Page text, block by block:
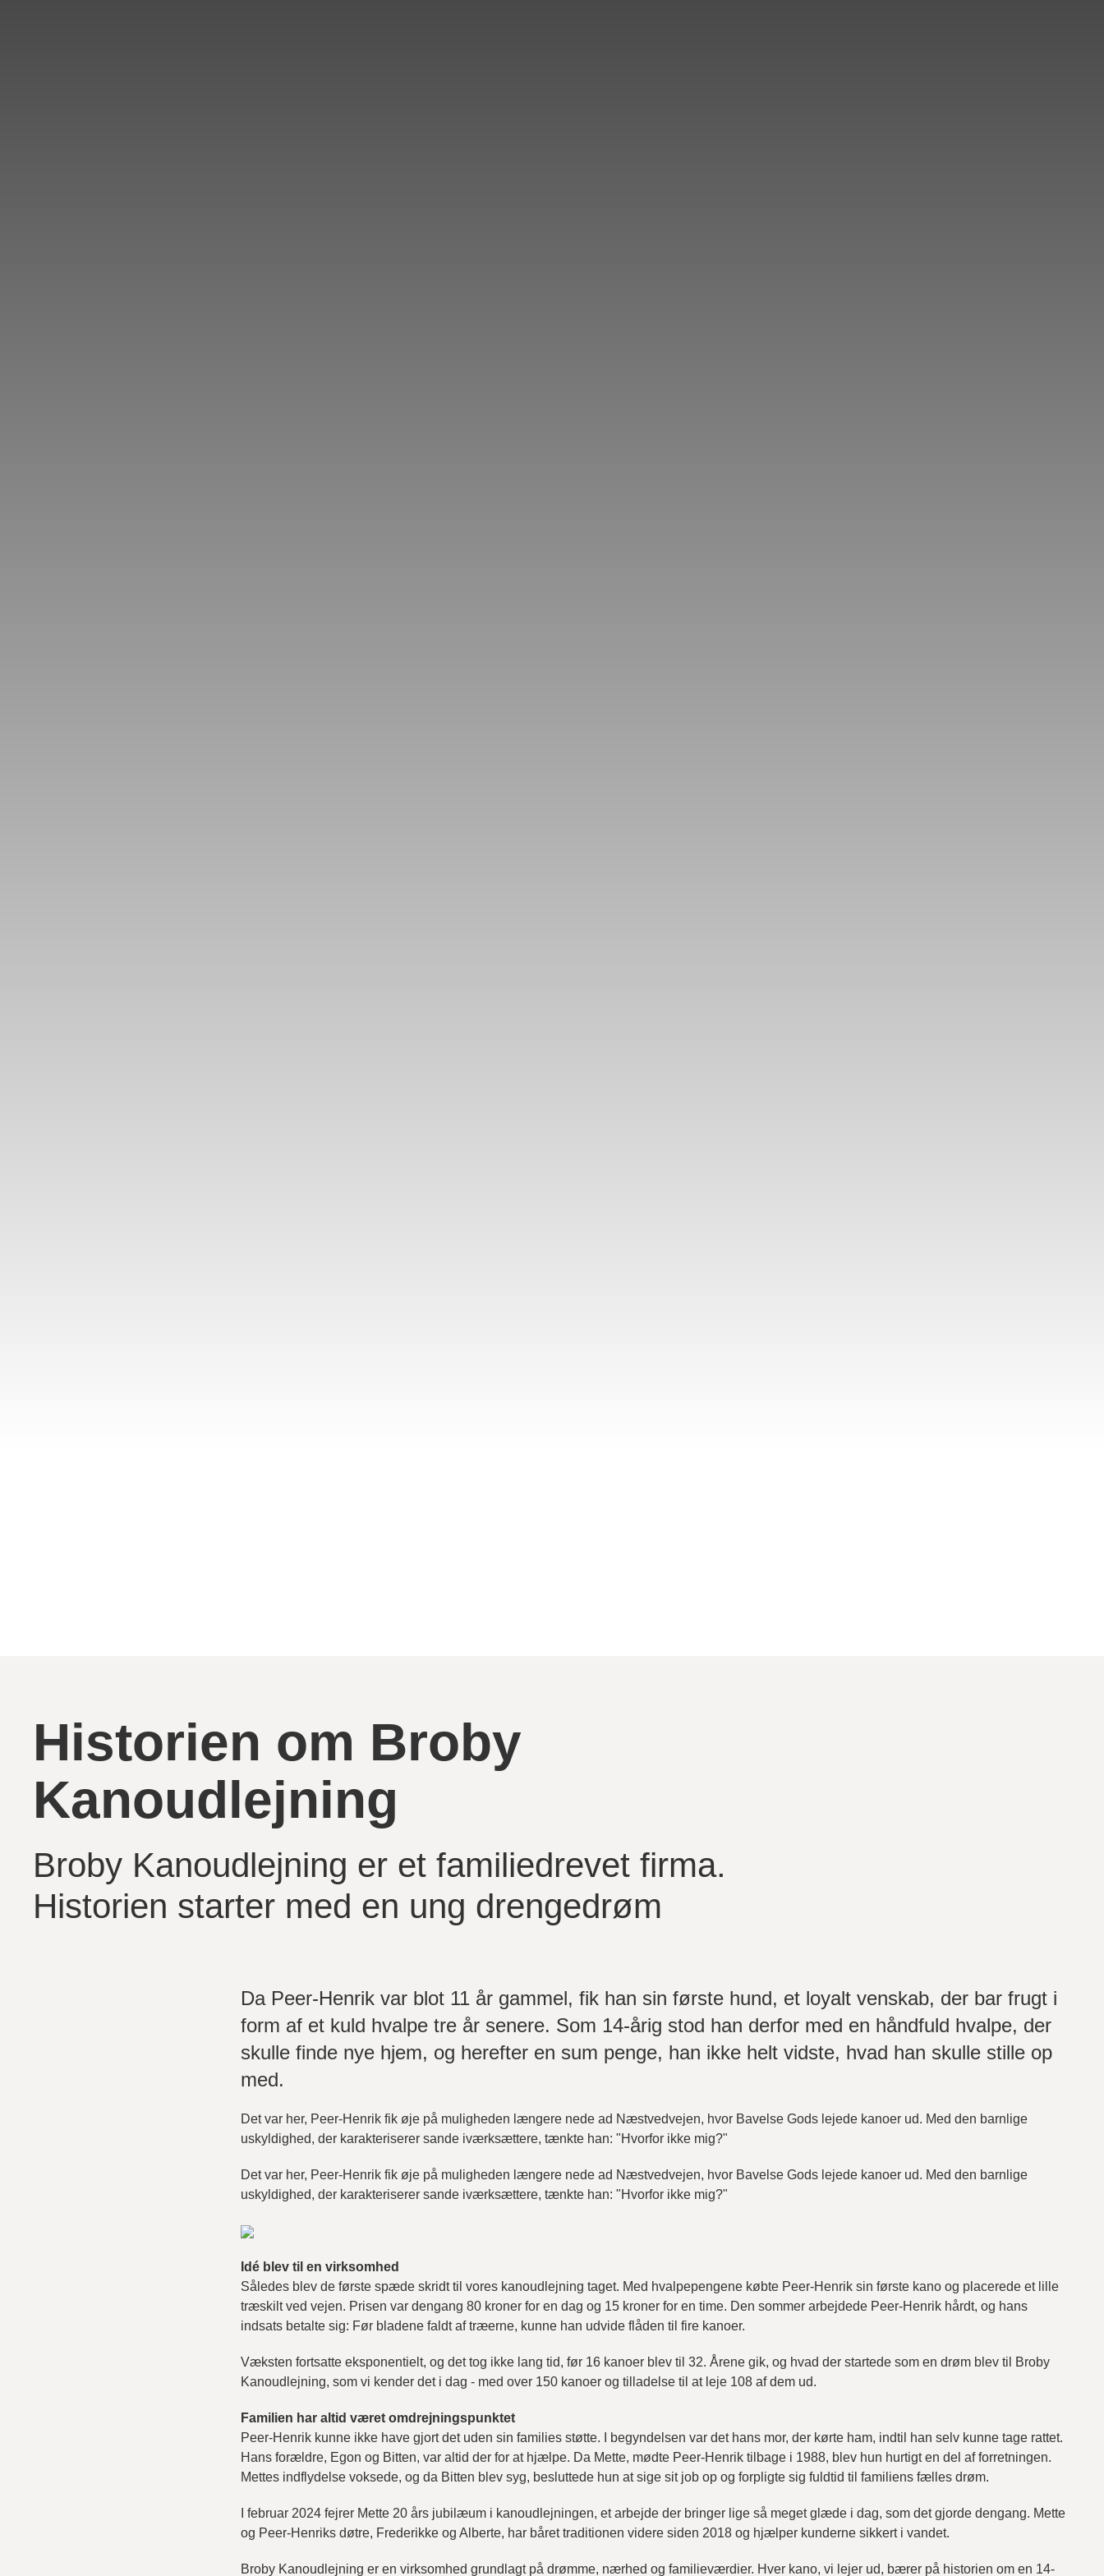
Historien om Broby
Kanoudlejning
Broby Kanoudlejning er et familiedrevet firma.
Historien starter med en ung drengedrøm
Da Peer-Henrik var blot 11 år gammel, fik han sin første hund, et loyalt venskab, der bar frugt i
form af et kuld hvalpe tre år senere. Som 14-årig stod han derfor med en håndfuld hvalpe, der
skulle finde nye hjem, og herefter en sum penge, han ikke helt vidste, hvad han skulle stille op
med.
Det var her, Peer-Henrik fik øje på muligheden længere nede ad Næstvedvejen, hvor Bavelse Gods lejede kanoer ud. Med den barnlige
uskyldighed, der karakteriserer sande iværksættere, tænkte han: "Hvorfor ikke mig?"
Det var her, Peer-Henrik fik øje på muligheden længere nede ad Næstvedvejen, hvor Bavelse Gods lejede kanoer ud. Med den barnlige
uskyldighed, der karakteriserer sande iværksættere, tænkte han: "Hvorfor ikke mig?"
Idé blev til en virksomhed
Således blev de første spæde skridt til vores kanoudlejning taget. Med hvalpepengene købte Peer-Henrik sin første kano og placerede et lille
træskilt ved vejen. Prisen var dengang 80 kroner for en dag og 15 kroner for en time. Den sommer arbejdede Peer-Henrik hårdt, og hans
indsats betalte sig: Før bladene faldt af træerne, kunne han udvide flåden til fire kanoer.
Væksten fortsatte eksponentielt, og det tog ikke lang tid, før 16 kanoer blev til 32. Årene gik, og hvad der startede som en drøm blev til Broby
Kanoudlejning, som vi kender det i dag - med over 150 kanoer og tilladelse til at leje 108 af dem ud.
Familien har altid været omdrejningspunktet
Peer-Henrik kunne ikke have gjort det uden sin families støtte. I begyndelsen var det hans mor, der kørte ham, indtil han selv kunne tage rattet.
Hans forældre, Egon og Bitten, var altid der for at hjælpe. Da Mette, mødte Peer-Henrik tilbage i 1988, blev hun hurtigt en del af forretningen.
Mettes indflydelse voksede, og da Bitten blev syg, besluttede hun at sige sit job op og forpligte sig fuldtid til familiens fælles drøm.
I februar 2024 fejrer Mette 20 års jubilæum i kanoudlejningen, et arbejde der bringer lige så meget glæde i dag, som det gjorde dengang. Mette
og Peer-Henriks døtre, Frederikke og Alberte, har båret traditionen videre siden 2018 og hjælper kunderne sikkert i vandet.
Broby Kanoudlejning er en virksomhed grundlagt på drømme, nærhed og familieværdier. Hver kano, vi lejer ud, bærer på historien om en 14-